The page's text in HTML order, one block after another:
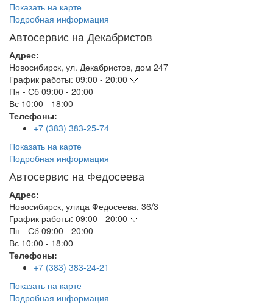
Показать на карте
Подробная информация
Автосервис на Декабристов
Адрес:
Новосибирск, ул. Декабристов, дом 247
График работы: 09:00 - 20:00
Пн - Сб 09:00 - 20:00
Вс 10:00 - 18:00
Телефоны:
+7 (383) 383-25-74
Показать на карте
Подробная информация
Автосервис на Федосеева
Адрес:
Новосибирск, улица Федосеева, 36/3
График работы: 09:00 - 20:00
Пн - Сб 09:00 - 20:00
Вс 10:00 - 18:00
Телефоны:
+7 (383) 383-24-21
Показать на карте
Подробная информация